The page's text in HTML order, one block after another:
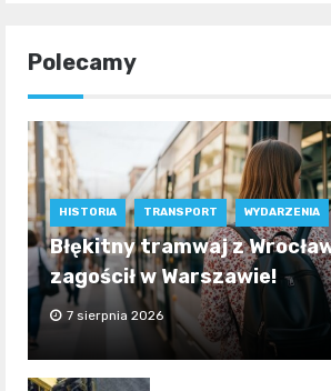
Polecamy
HISTORIA TRANSPORT WYDARZENIA
Błękitny tramwaj z
zagościł w Warszawie!
7 sierpnia 2026